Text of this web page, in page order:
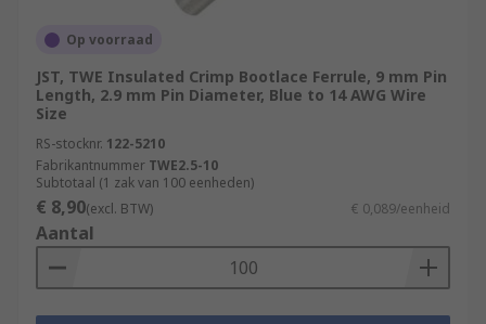
Op voorraad
JST, TWE Insulated Crimp Bootlace Ferrule, 9 mm Pin
Length, 2.9 mm Pin Diameter, Blue to 14 AWG Wire
Size
RS-stocknr. 122-5210
Fabrikantnummer TWE2.5-10
Subtotaal (1 zak van 100 eenheden)
€ 8,90(excl. BTW) € 0,089/eenheid
Aantal